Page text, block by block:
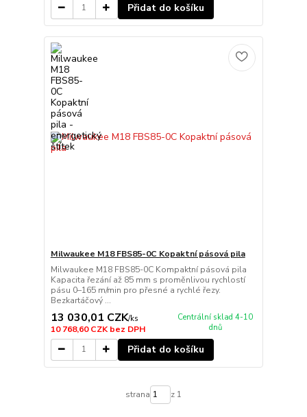
Přidat do košíku
Milwaukee M18 FBS85-0C Kopaktní pásová pila
Milwaukee M18 FBS85-0C Kompaktní pásová pila
Kapacita řezání až 85 mm s proměnlivou rychlostí
pásu 0–165 m/min pro přesné a rychlé řezy.
Bezkartáčový ...
13 030,01 CZK/ks
10 768,60 CZKbez DPH
Centrální sklad 4-10
dnů
Přidat do košíku
strana z 1